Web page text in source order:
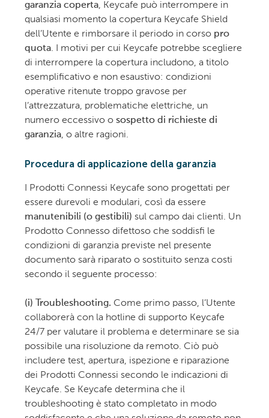
garanzia coperta, Keycafe può interrompere in
qualsiasi momento la copertura Keycafe Shield
dell’Utente e rimborsare il periodo in corso pro
quota. I motivi per cui Keycafe potrebbe scegliere
di interrompere la copertura includono, a titolo
esemplificativo e non esaustivo: condizioni
operative ritenute troppo gravose per
l’attrezzatura, problematiche elettriche, un
numero eccessivo o sospetto di richieste di
garanzia, o altre ragioni.
Procedura di applicazione della garanzia
I Prodotti Connessi Keycafe sono progettati per
essere durevoli e modulari, così da essere
manutenibili (o gestibili) sul campo dai clienti. Un
Prodotto Connesso difettoso che soddisfi le
condizioni di garanzia previste nel presente
documento sarà riparato o sostituito senza costi
secondo il seguente processo:
(i) Troubleshooting. Come primo passo, l’Utente
collaborerà con la hotline di supporto Keycafe
24/7 per valutare il problema e determinare se sia
possibile una risoluzione da remoto. Ciò può
includere test, apertura, ispezione e riparazione
dei Prodotti Connessi secondo le indicazioni di
Keycafe. Se Keycafe determina che il
troubleshooting è stato completato in modo